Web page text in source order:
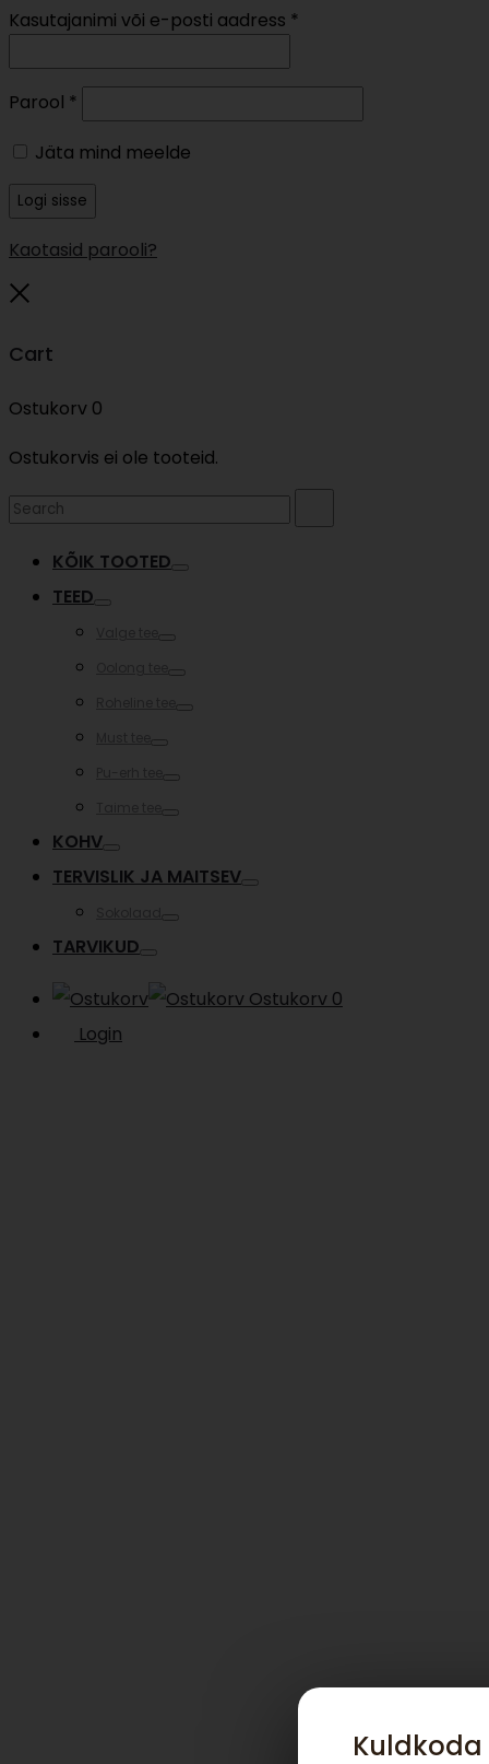
Kasutajanimi või e-posti aadress *
Parool *
Jäta mind meelde
Logi sisse
Kaotasid parooli?
Cart
Ostukorv 0
Ostukorvis ei ole tooteid.
Search
KÕIK TOOTED
TEED
KOHV
TERVISLIK JA MAITSEV
TARVIKUD
Ostukorv 0
Login
Kuldkoda